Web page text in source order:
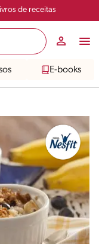
de receitas
E-books
Compartilhar